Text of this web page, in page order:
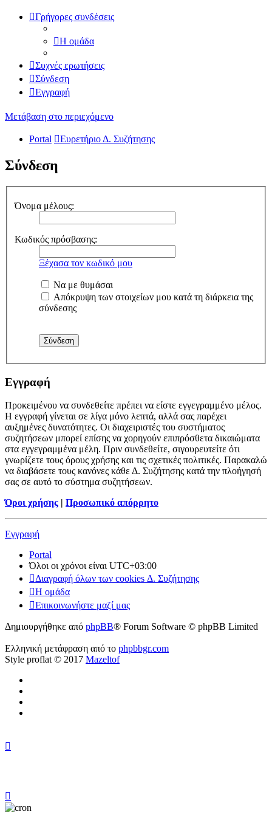
Γρήγορες συνδέσεις
Η ομάδα
Συχνές ερωτήσεις
Σύνδεση
Εγγραφή
Μετάβαση στο περιεχόμενο
Portal Ευρετήριο Δ. Συζήτησης
Σύνδεση
Όνομα μέλους:
Κωδικός πρόσβασης:
Ξέχασα τον κωδικό μου
Να με θυμάσαι
Απόκρυψη των στοιχείων μου κατά τη διάρκεια της
σύνδεσης
Εγγραφή
Προκειμένου να συνδεθείτε πρέπει να είστε εγγεγραμμένο μέλος.
Η εγγραφή γίνεται σε λίγα μόνο λεπτά, αλλά σας παρέχει
αυξημένες δυνατότητες. Οι διαχειριστές του συστήματος
συζητήσεων μπορεί επίσης να χορηγούν επιπρόσθετα δικαιώματα
στα εγγεγραμμένα μέλη. Πριν συνδεθείτε, σιγουρευτείτε ότι
γνωρίζετε τους όρους χρήσης και τις σχετικές πολιτικές. Παρακαλώ
να διαβάσετε τους κανόνες κάθε Δ. Συζήτησης κατά την πλοήγησή
σας σε αυτό το σύστημα συζητήσεων.
Όροι χρήσης | Προσωπικό απόρρητο
Εγγραφή
Portal
Όλοι οι χρόνοι είναι UTC+03:00
Διαγραφή όλων των cookies Δ. Συζήτησης
Η ομάδα
Επικοινωνήστε μαζί μας
Δημιουργήθηκε από phpBB® Forum Software © phpBB Limited
Ελληνική μετάφραση από το phpbbgr.com
Style proflat © 2017 Mazeltof